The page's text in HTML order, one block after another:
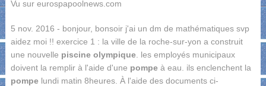
Vu sur eurospapoolnews.com
5 nov. 2016 - bonjour, bonsoir j'ai un dm de mathématiques svp
aidez moi !! exercice 1 : la ville de la roche-sur-yon a construit
une nouvelle piscine olympique. les employés municipaux
doivent la remplir à l'aide d'une pompeà eau. ils enclenchent la
pompelundi matin 8heures. À l'aide des documents ci-